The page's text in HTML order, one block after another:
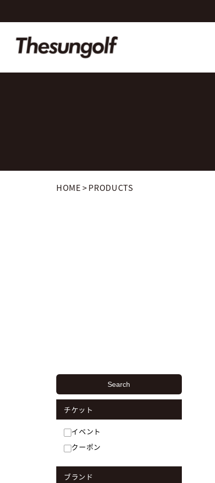
HOME>PRODUCTS
チケット
イベント
クーポン
ブランド
Search